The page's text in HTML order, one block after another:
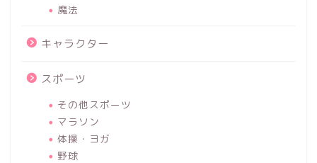
魔法
キャラクター
スポーツ
その他スポーツ
マラソン
体操・ヨガ
野球